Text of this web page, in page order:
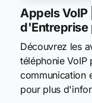
Appels VoIP
d'Entreprise
Découvrez les
téléphonie VoIP
communication
pour plus